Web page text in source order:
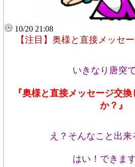
10/20 21:08
【注目】奥様と直接メッセ
いきなり唐突
『奥様と直接メッセージ交
か？』
え？そんなこと出来
はい！できま